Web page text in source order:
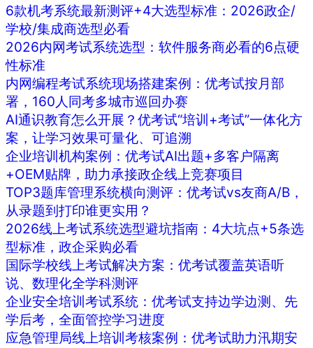
6款机考系统最新测评+4大选型标准：2026政企/
学校/集成商选型必看
2026内网考试系统选型：软件服务商必看的6点硬
性标准
内网编程考试系统现场搭建案例：优考试按月部
署，160人同考多城市巡回办赛
AI通识教育怎么开展？优考试“培训+考试”一体化方
案，让学习效果可量化、可追溯
企业培训机构案例：优考试AI出题+多客户隔离
+OEM贴牌，助力承接政企线上竞赛项目
TOP3题库管理系统横向测评：优考试vs友商A/B，
从录题到打印谁更实用？
2026线上考试系统选型避坑指南：4大坑点+5条选
型标准，政企采购必看
国际学校线上考试解决方案：优考试覆盖英语听
说、数理化全学科测评
企业安全培训考试系统：优考试支持边学边测、先
学后考，全面管控学习进度
应急管理局线上培训考核案例：优考试助力汛期安